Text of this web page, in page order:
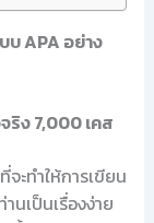
APA อย่าง
ริง 7,000 เคส
ะทำให้การเขียน
นเป็นเรื่องง่าย